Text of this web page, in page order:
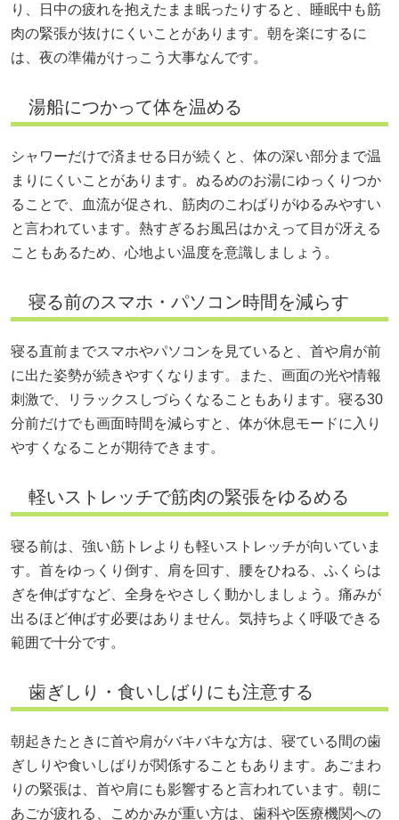
り、日中の疲れを抱えたまま眠ったりすると、睡眠中も筋
肉の緊張が抜けにくいことがあります。朝を楽にするに
は、夜の準備がけっこう大事なんです。
湯船につかって体を温める
シャワーだけで済ませる日が続くと、体の深い部分まで温
まりにくいことがあります。ぬるめのお湯にゆっくりつか
ることで、血流が促され、筋肉のこわばりがゆるみやすい
と言われています。熱すぎるお風呂はかえって目が冴える
こともあるため、心地よい温度を意識しましょう。
寝る前のスマホ・パソコン時間を減らす
寝る直前までスマホやパソコンを見ていると、首や肩が前
に出た姿勢が続きやすくなります。また、画面の光や情報
刺激で、リラックスしづらくなることもあります。寝る30
分前だけでも画面時間を減らすと、体が休息モードに入り
やすくなることが期待できます。
軽いストレッチで筋肉の緊張をゆるめる
寝る前は、強い筋トレよりも軽いストレッチが向いていま
す。首をゆっくり倒す、肩を回す、腰をひねる、ふくらは
ぎを伸ばすなど、全身をやさしく動かしましょう。痛みが
出るほど伸ばす必要はありません。気持ちよく呼吸できる
範囲で十分です。
歯ぎしり・食いしばりにも注意する
朝起きたときに首や肩がバキバキな方は、寝ている間の歯
ぎしりや食いしばりが関係することもあります。あごまわ
りの緊張は、首や肩にも影響すると言われています。朝に
あごが疲れる、こめかみが重い方は、歯科や医療機関への